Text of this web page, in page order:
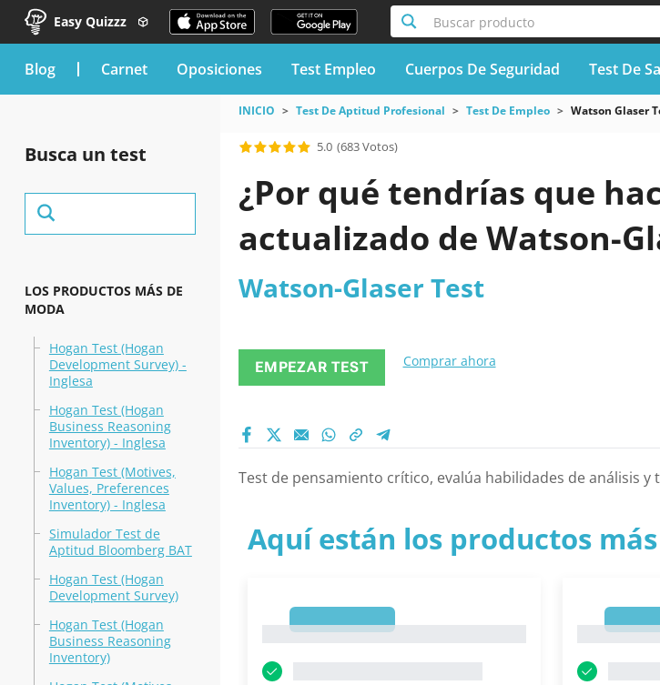
Easy Quizzz Buscar producto
blog Carnet Oposiciones Test Empleo Cuerpos De Seguridad Test De
Busca un test
LOS PRODUCTOS MÁS DE
MODA
Hogan Test (Hogan
Development Survey) -
Inglesa
Hogan Test (Hogan
Business Reasoning
Inventory) - Inglesa
Hogan Test (Motives,
Values, Preferences
Inventory) - Inglesa
Simulador Test de
Aptitud Bloomberg BAT
Hogan Test (Hogan
Development Survey)
Hogan Test (Hogan
Business Reasoning
Inventory)
INICIO Test De Aptitud Profesional Test De Empleo Watson Glaser
5.0 (683 Votos)
¿Por qué tendrías que
actualizado de Watson-
Watson-Glaser Test
EMPEZAR TEST Comprar ahora
Test de pensamiento crítico, evalúa habilidades de análisis y
Aquí están los productos